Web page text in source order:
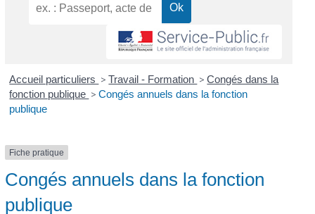
Accueil particuliers > Travail - Formation > Congés dans la
fonction publique > Congés annuels dans la fonction
publique
Fiche pratique
Congés annuels dans la fonction
publique